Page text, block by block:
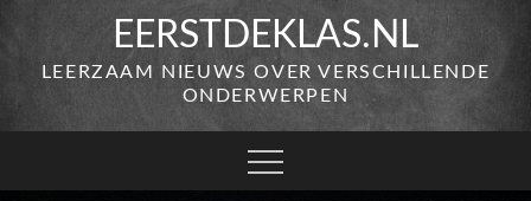
content
EERSTDEKLAS.NL
LEERZAAM NIEUWS OVER VERSCHILLENDE
ONDERWERPEN